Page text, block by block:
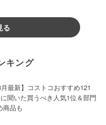
る
キング
月最新】コストコおすすめ121
聞いた買うべき人気1位＆部門
商品も